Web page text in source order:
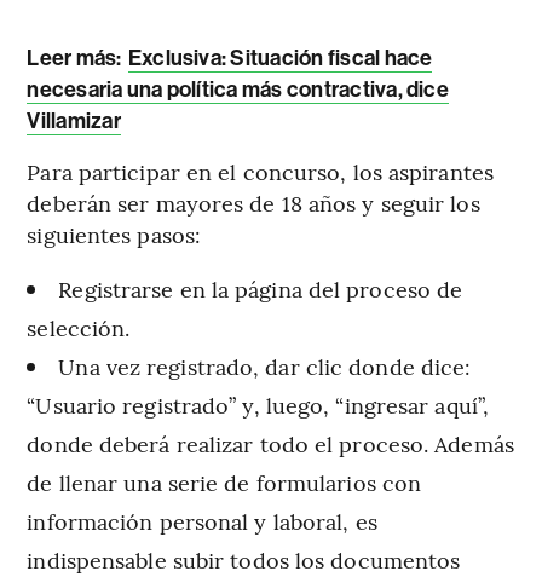
Leer más: Exclusiva: Situación fiscal hace
necesaria una política más contractiva, dice
Villamizar
Para participar en el concurso, los aspirantes
deberán ser mayores de 18 años y seguir los
siguientes pasos:
Registrarse en la página del proceso de
selección.
Una vez registrado, dar clic donde dice:
“Usuario registrado” y, luego, “ingresar aquí”,
donde deberá realizar todo el proceso. Además
de llenar una serie de formularios con
información personal y laboral, es
indispensable subir todos los documentos